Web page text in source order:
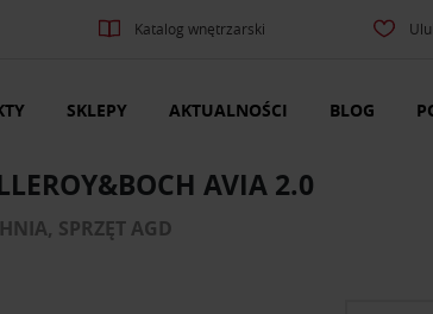
Katalog wnętrzarski
SKLEPY AKTUALNOŚCI BLOG
AVIA 2.0
SPRZĘT AGD